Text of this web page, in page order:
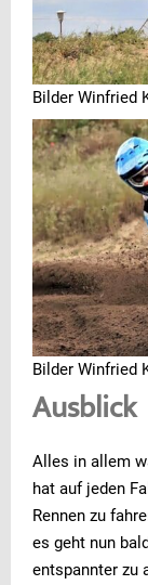
Bilder Winfried
Bilder Winfried
Ausblick
Alles in allem
hat auf jeden
Rennen zu
es geht nun
entspannter zu